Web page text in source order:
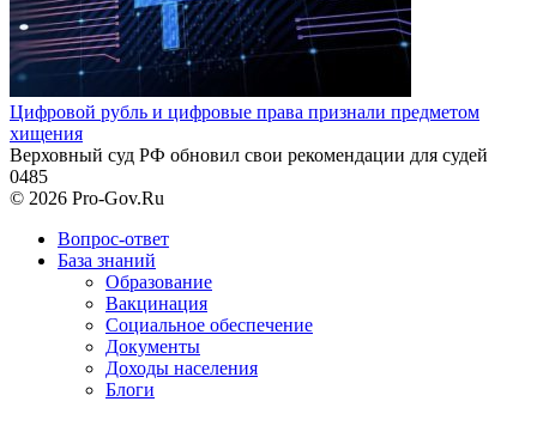
Цифровой рубль и цифровые права признали предметом
хищения
Верховный суд РФ обновил свои рекомендации для судей
0485
© 2026 Pro-Gov.Ru
Вопрос-ответ
База знаний
Образование
Вакцинация
Социальное обеспечение
Документы
Доходы населения
Блоги